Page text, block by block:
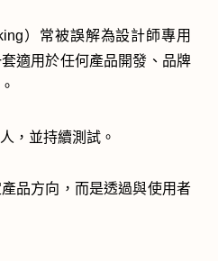
）常被誤解為設計師專用
適用於任何產品開發、品牌
，並持續測試。
品方向，而是透過與使用者